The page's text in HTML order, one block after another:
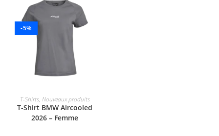
-5%
CHOIX DES OPTIONS
T-Shirts, Nouveaux produits
T-Shirt BMW Aircooled
2026 – Femme